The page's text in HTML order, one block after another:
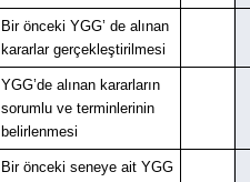
Bir önceki YGG’ de alınan
kararlar gerçekleştirilmesi
YGG’de alınan kararların
sorumlu ve terminlerinin
belirlenmesi
Bir önceki seneye ait YGG